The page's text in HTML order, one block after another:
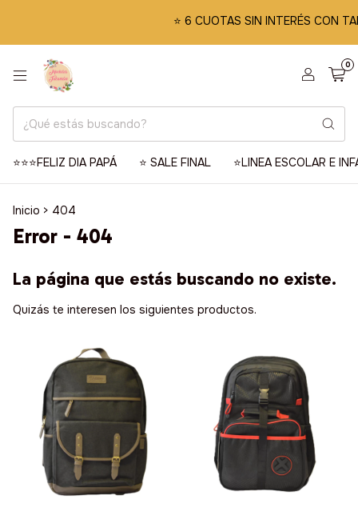
⭐️ 6 CUOTAS SIN INTERÉS CON
0
⭐️⭐️⭐️FELIZ DIA PAPÁ ⭐️ SALE FINAL ⭐️LINEA ESCOLAR E
Inicio > 404
Error - 404
La página que estás buscando no existe.
Quizás te interesen los siguientes productos.